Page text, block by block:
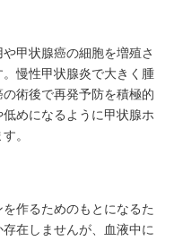
甲状腺癌の細胞を増殖さ
慢性甲状腺炎で大きく腫
術後で再発予防を積極的
めになるように甲状腺ホ
。
作るためのもとになるた
在しませんが、血液中に